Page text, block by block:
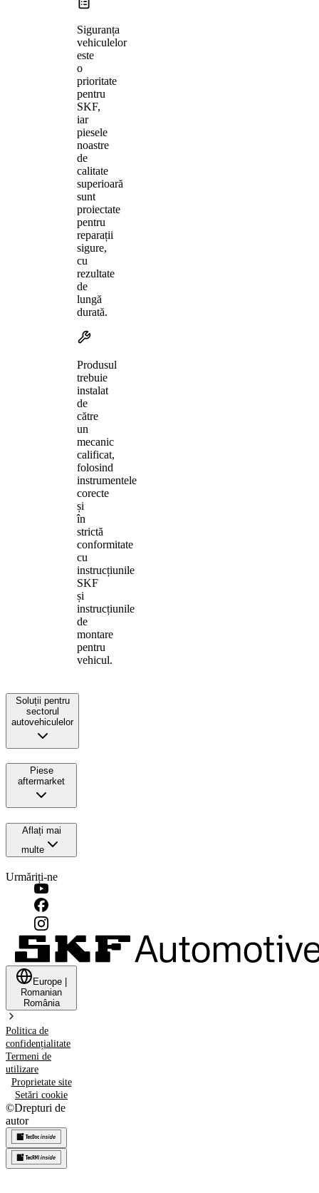
Siguranța
vehiculelor
este
o
prioritate
pentru
SKF,
iar
piesele
noastre
de
calitate
superioară
sunt
proiectate
pentru
reparații
sigure,
cu
rezultate
de
lungă
durată.
Produsul
trebuie
instalat
de
către
un
mecanic
calificat,
folosind
instrumentele
corecte
și
în
strictă
conformitate
cu
instrucțiunile
SKF
și
instrucțiunile
de
montare
pentru
vehicul.
Soluții pentru
sectorul
autovehiculelor
Piese
aftermarket
Aflați mai
multe
Urmăriți-ne
Europe
Romanian
România
Politica de
confidențialitate
Termeni de
utilizare
Proprietate site
Setări cookie
©Drepturi de
autor